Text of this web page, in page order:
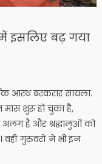
इसलिए बढ़ गया
आस्थ बरकरार सायला.
मास शुरू हो चुका है,
अलग है और श्रद्धालुओं को
गुरुवरों ने भी इन